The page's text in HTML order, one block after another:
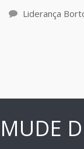
Liderança
MUDE